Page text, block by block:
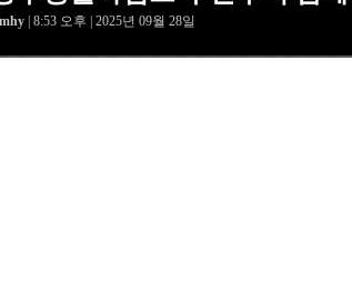
| 8:53 오후 | 2025년 09월 28일